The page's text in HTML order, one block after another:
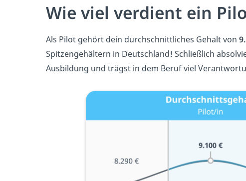
Wie viel verdient ein
Als Pilot gehört dein durchschnittliches Gehalt von
Spitzengehältern in Deutschland! Schließlich
Ausbildung und trägst in dem Beruf viel